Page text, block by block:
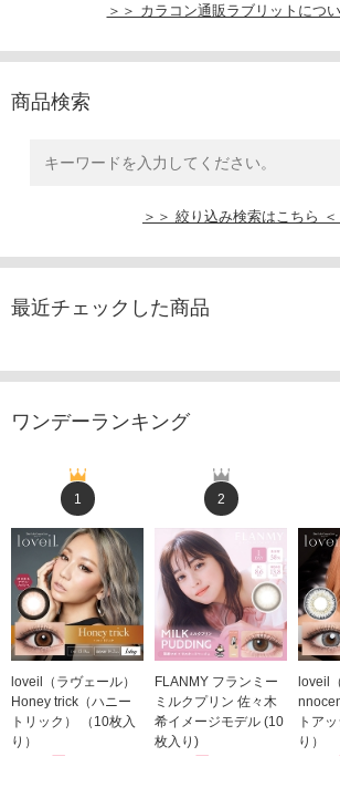
＞＞ カラコン通販ラブリットにつ
商品検索
＞＞ 絞り込み検索はこちら ＜
最近チェックした商品
ワンデーランキング
1
loveil（ラヴェール）
Honey trick（ハニー
トリック） （10枚入
り）
1,760円
2
FLANMY フランミー
ミルクプリン 佐々木
希イメージモデル (10
枚入り)
1,815円
loveil
トア
り）